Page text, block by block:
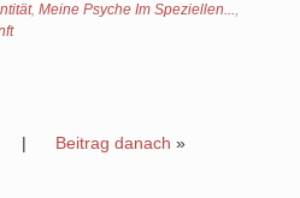
,Meine Psyche Im Speziellen...,
Beitrag danach »